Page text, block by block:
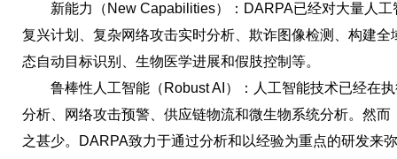
新能力（New Capabilities）：DARPA已经对大量人工
复兴计划、复杂网络攻击实时分析、欺诈图像检测、构建
态自动目标识别、生物医学进展和假肢控制等。
鲁棒性人工智能（Robust AI）：人工智能技术已经在执
分析、网络攻击预警、供应链物流和微生物系统分析。然
之甚少。DARPA致力于通过分析和以经验为重点的研发来